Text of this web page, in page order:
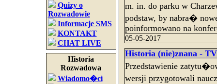
Quizy o
Rozwadowie
Informacje SMS
KONTAKT
CHAT LIVE
Historia
Rozwadowa
Wiadomo�ci
m. in. do parku w
podstaw, by nabra�
poinformowano na
05-05-2017
Historia (nie)znana -
Przedstawienie
wersji przygotowali